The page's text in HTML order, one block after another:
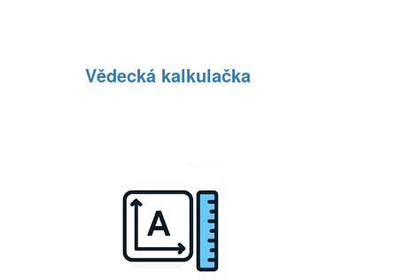
Vědecká kalkulačka